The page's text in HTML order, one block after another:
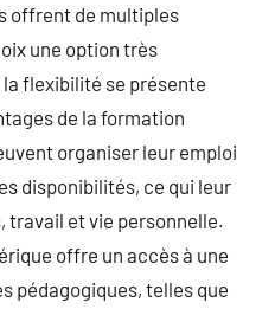
offrent de multiples
une option très
flexibilité se présente
de la formation
organiser leur emploi
disponibilités, ce qui leur
travail et vie personnelle.
offre un accès à une
pédagogiques, telles que